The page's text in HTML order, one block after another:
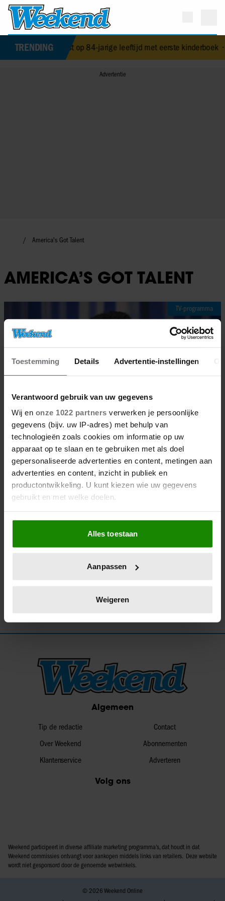
Toestemming Details Advertentie-instellingen
Verantwoord gebruik van uw gegevens
Wij en onze 1022 partners verwerken je persoonlijke
gegevens (bijv. uw IP-adres) met behulp van
technologieën zoals cookies om informatie op uw
apparaat op te slaan en te gebruiken met als doel
gepersonaliseerde advertenties en content, metingen aan
advertenties en content, inzicht in publiek en
productontwikkeling. U kunt kiezen wie uw gegevens
gebruikt en met welke doelen.
Als u het toestaat, willen we ook graag:
Informatie verzamelen over uw geografische
locatie, die tot een paar meter nauwkeurig kan zijn
scannen op specifieke eigenschappen (fingerprinting)
verwerkt en stel uw voorkeuren in het
intrekken in de Cookieverklaring.
personaliseren, om functies voor social media te bieden
en om ons websiteverkeer te analyseren. Ook delen we
informatie over uw gebruik van onze site met onze
partners voor social media, adverteren en analyse. Deze
partners kunnen deze gegevens combineren met andere
verzameld op basis van uw gebruik van hun services. U
gaat akkoord met onze cookies als u onze website blijft
Alles toestaan
Aanpassen
Weigeren
TRENDING
Streisand verrast op 84-jarige leeftijd met eerste kinderboek•
America's Got Talent
AMERICA’S GOT TALENT
TV-programma
01/12/2025
SIMON COWELL OVER ZIJN HARDE
COMMENTAAR IN TALENTENJACHTEN: ‘IK
WAS EEN LUL’
Algemeen
Tip de redactie
Over Weekend
Klantenservice
Contact
Abonnementen
Adverteren
Volg ons
Weekend participeert in diverse affiliate marketing programma’s, dat houdt in dat
Weekend commissies ontvangt voor aankopen middels links van retailers. Deze website
wordt niet gesponsord door de genoemde webwinkels.
© 2026 Weekend Online